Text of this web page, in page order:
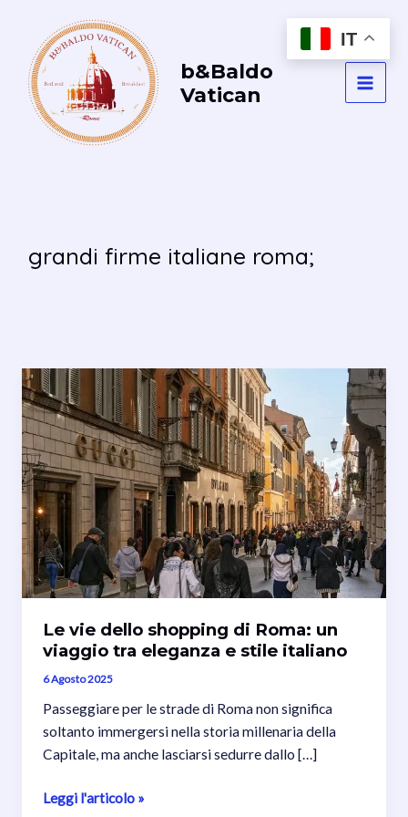
contenuto
b&Baldo
Vatican
grandi firme italiane roma;
Le vie dello shopping di Roma: un
viaggio tra eleganza e stile italiano
6 Agosto 2025
Passeggiare per le strade di Roma non significa
soltanto immergersi nella storia millenaria della
Capitale, ma anche lasciarsi sedurre dallo […]
Le
Leggi l'articolo »
IT